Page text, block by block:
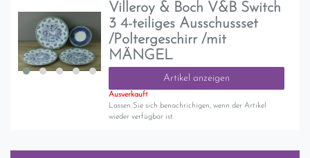
Villeroy & Boch V&B Switch
3 4-teiliges Ausschussset
/Poltergeschirr /mit
MÄNGEL
Artikel anzeigen
Ausverkauft
Lassen Sie sich benachrichigen, wenn der Artikel
wieder verfügbar ist.